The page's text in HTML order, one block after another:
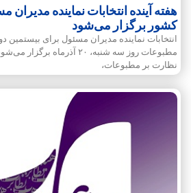
هفته آینده انتخابات نماینده
کشور برگزار می‌شود
انتخابات نماینده مدیران مسئول برای بیستمین
مطبوعات روز سه شنبه، ۲۰
نظارت بر مطبوعات،